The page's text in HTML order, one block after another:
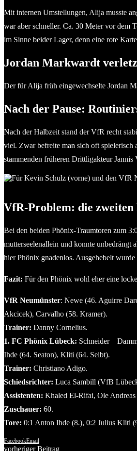
Mit internen Umstellungen, Alija musste
war aber schneller. Ca. 30 Meter vor dem
im Sinne beider Lager, denn eine rote
Jordan Markwardt
Der für Alija früh eingewechselte Jordan
Nach der Pause:
Nach der Halbzeit stand der VfR recht
viel. Zwar befreite man sich oft spielerisch
stammenden früheren Drittligakteur Jannis
VfR-Problem: die zweiten
Bei den beiden Phönix-Traumtoren zum
mutterseelenallein und konnte unbedrängt
hier Phönix gnadenlos. Ausgehebelt
Fazit: Für den Phönix wohl eher eine
VfR Neumünster: Newe (46. Aguirre
Akcicek), Carvalho (58. Kramer).
Trainer: Danny Cornelius.
1. FC Phönix Lübeck: Schneider –
Ihde (64. Seaton), Kliti (64. Seibt).
Trainer: Christiano Adigo.
Schiedsrichter: Luca Sambill (VfB
Assistenten: Khaled El-Rifai, Ole Andreas
Zuschauer: 60.
Tore: 0:1 Anton Ihde (8.), 0:2 Julius Kliti
FacebookEmail
vorheriger Beitrag